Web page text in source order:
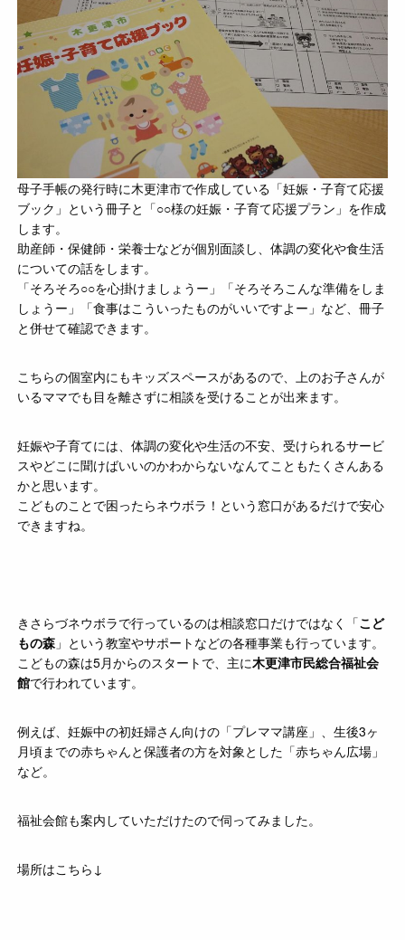
母子手帳の発行時に木更津市で作成している「妊娠・子育て応援
ブック」という冊子と「○○様の妊娠・子育て応援プラン」を作成
します。
助産師・保健師・栄養士などが個別面談し、体調の変化や食生活
についての話をします。
「そろそろ○○を心掛けましょうー」「そろそろこんな準備をしま
しょうー」「食事はこういったものがいいですよー」など、冊子
と併せて確認できます。
こちらの個室内にもキッズスペースがあるので、上のお子さんが
いるママでも目を離さずに相談を受けることが出来ます。
妊娠や子育てには、体調の変化や生活の不安、受けられるサービ
スやどこに聞けばいいのかわからないなんてこともたくさんある
かと思います。
こどものことで困ったらネウボラ！という窓口があるだけで安心
できますね。
きさらづネウボラで行っているのは相談窓口だけではなく「こど
もの森 」という教室やサポートなどの各種事業も行っています。
こどもの森は5月からのスタートで、主に木更津市民総合福祉会
館で行われています。
例えば、妊娠中の初妊婦さん向けの「プレママ講座」、生後3ヶ
月頃までの赤ちゃんと保護者の方を対象とした「赤ちゃん広場」
など。
福祉会館も案内していただけたので伺ってみました。
場所はこちら↓